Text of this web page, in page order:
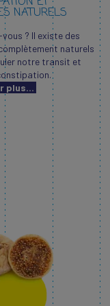
NATURELS
? Il existe des
naturels
notre transit et
plus...